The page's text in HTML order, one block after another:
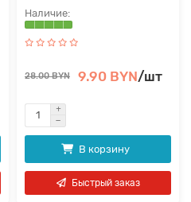
28.00 BYN 9.90 BYN/шт
В корзину
Быстрый заказ